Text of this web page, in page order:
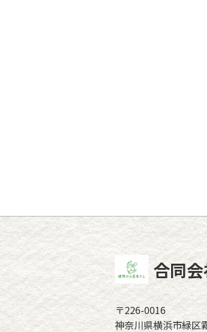
合同
〒226-0016
神奈川県横浜市緑区